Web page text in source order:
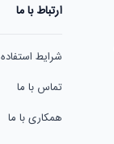
ارتباط با ما
شرایط استفاده
تماس با ما
همکاری با ما